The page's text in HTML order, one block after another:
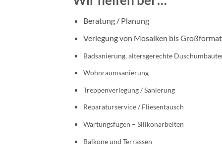
Beratung / Planung
Verlegung von Mosaiken bis Großformat
Badsanierung, altersgerechte
Wohnraumsanierung
Treppenverlegung / Sanierung
Reparaturservice / Fliesentausch
Wartungsfugen – Silikonarbeiten
Balkone und Terrassen